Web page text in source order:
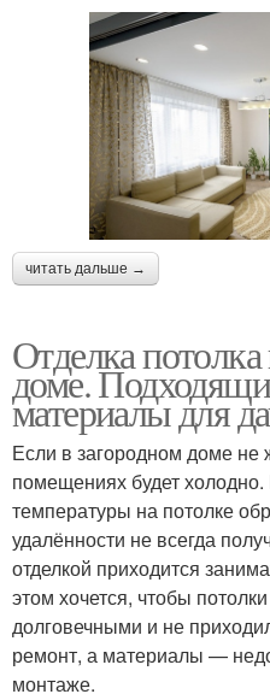
читать дальше →
Отделка
доме.
материалы для
Если в загородном доме не
помещениях будет
температуры на потолке
удалённости не всегда
отделкой приходится
этом хочется, чтобы
долговечными и не
ремонт, а материалы —
монтаже.